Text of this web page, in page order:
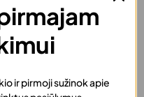
ir pirmoji sužinok apie